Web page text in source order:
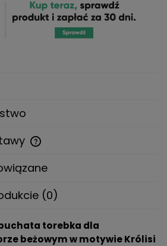
kosztów płatności
(0)
torebka dla
beżowym w motywie Królisi